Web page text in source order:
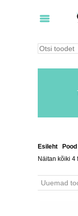
Esileht Pood
Näitan kõiki 4